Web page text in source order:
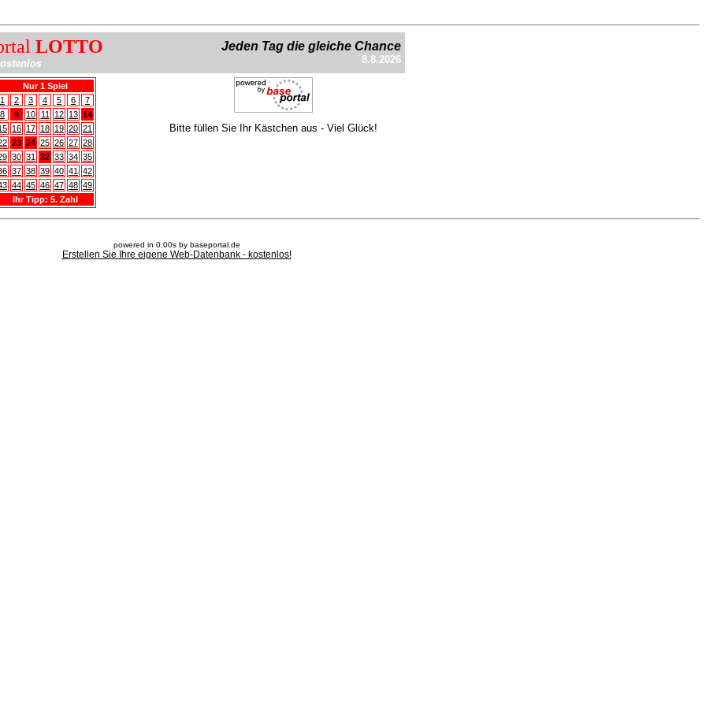
LOTTO Jeden Tag die gleiche Chance
8.8.2026
Nur 1 Spiel
1
2 3 4 5 6
7
8
9 10 11 12 13 14
16 17 18 19 20 21
23 24 25 26 27 28
30 31 32 33 34 35
37 38 39 40 41
42
44 45 46 47 48 49
Ihr Tipp: 5. Zahl
Bitte füllen Sie Ihr Kästchen aus - Viel Glück!
powered in 0.00s by baseportal.de
Erstellen Sie Ihre eigene Web-Datenbank - kostenlos!